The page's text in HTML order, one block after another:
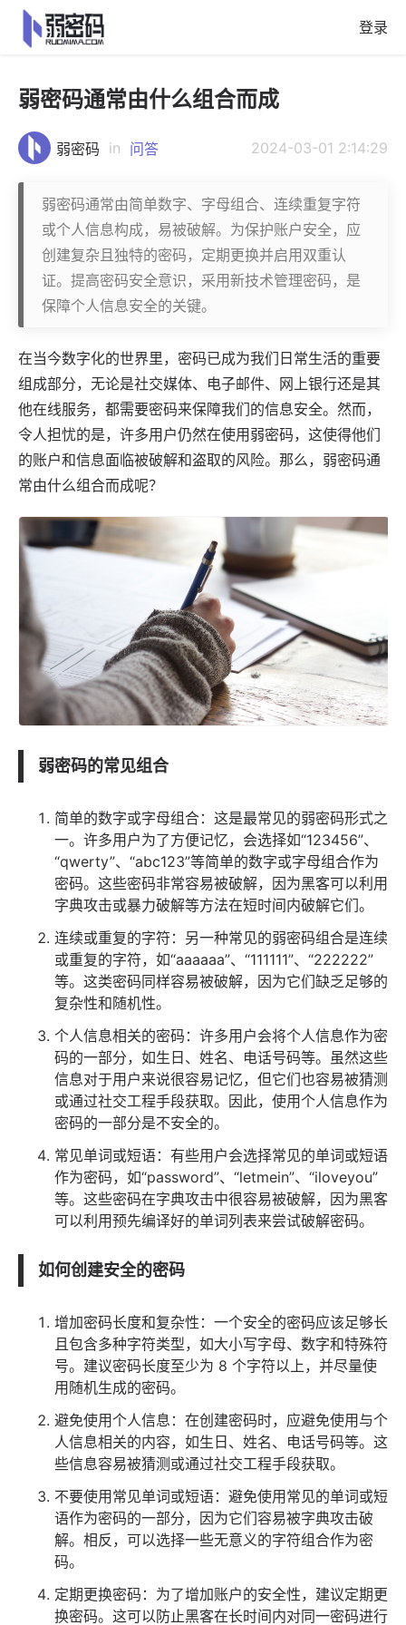
登录
弱密码通常由什么组合而成
弱密码 in 问答 2024-03-01 2:14:29
弱密码通常由简单数字、字母组合、连续重复字符
或个人信息构成，易被破解。为保护账户安全，应
创建复杂且独特的密码，定期更换并启用双重认
证。提高密码安全意识，采用新技术管理密码，是
保障个人信息安全的关键。
在当今数字化的世界里，密码已成为我们日常生活的重要
组成部分，无论是社交媒体、电子邮件、网上银行还是其
他在线服务，都需要密码来保障我们的信息安全。然而，
令人担忧的是，许多用户仍然在使用 弱密码，这使得他们
的账户和信息面临被破解和盗取的风险。那么，弱密码通
常由什么组合而成呢？
弱密码的常见组合
简单的数字或字母组合：这是最常见的弱密码形式之
一。许多用户为了方便记忆，会选择如“123456”、
“qwerty”、“abc123”等简单的数字或字母组合作为
密码。这些密码非常容易被破解，因为黑客可以利用
字典攻击或暴力破解等方法在短时间内破解它们。
连续或重复的字符：另一种常见的弱密码组合是连续
或重复的字符，如“aaaaaa”、“111111”、“222222”
等。这类密码同样容易被破解，因为它们缺乏足够的
复杂性和随机性。
个人信息相关的密码：许多用户会将个人信息作为密
码的一部分，如生日、姓名、电话号码等。虽然这些
信息对于用户来说很容易记忆，但它们也容易被猜测
或通过社交工程手段获取。因此，使用个人信息作为
密码的一部分是不安全的。
常见单词或短语：有些用户会选择常见的单词或短语
作为密码，如“password”、“letmein”、“iloveyou”
等。这些密码在字典攻击中很容易被破解，因为黑客
可以利用预先编译好的单词列表来尝试破解密码。
如何创建安全的密码
增加密码长度和复杂性：一个安全的密码应该足够长
且包含多种字符类型，如大小写字母、数字和特殊符
号。建议密码长度至少为 8 个字符以上，并尽量使
用随机生成的密码。
避免使用个人信息：在创建密码时，应避免使用与个
人信息相关的内容，如生日、姓名、电话号码等。这
些信息容易被猜测或通过社交工程手段获取。
不要使用常见单词或短语：避免使用常见的单词或短
语作为密码的一部分，因为它们容易被字典攻击破
解。相反，可以选择一些无意义的字符组合作为密
码。
定期更换密码：为了增加账户的安全性，建议定期更
换密码。这可以防止黑客在长时间内对同一密码进行